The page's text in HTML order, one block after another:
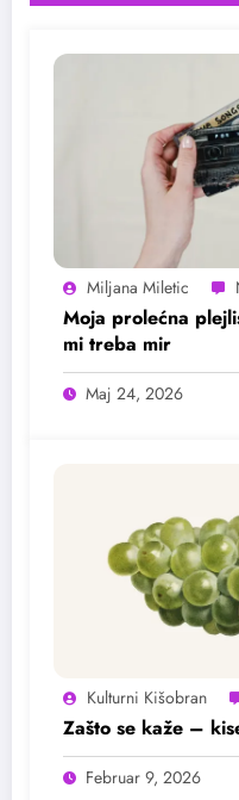
Miljana Miletic
Moja prolećna
mi treba mir
Maj 24, 2026
Kulturni Kišobran
Zašto se kaže –
Februar 9, 2026